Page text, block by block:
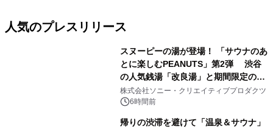
人気のプレスリリース
スヌーピーの湯が登場！ 「サウナのあ
とに楽しむPEANUTS」第2弾 渋谷
の人気銭湯「改良湯」と期間限定のコ
ラボレーション サウナイキタイコラ
ボグッズも発売決定！
株式会社ソニー・クリエイティブプロダクツ
6時間前
帰りの渋滞を避けて「温泉＆サウナ」